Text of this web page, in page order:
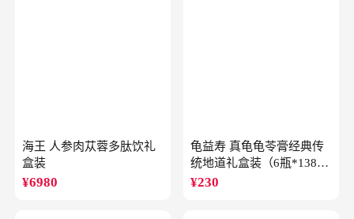
海王 人参肉苁蓉多肽饮礼
盒装
¥6980
龟益寿 真龟龟苓膏经典传
统地道礼盒装（6瓶*138
克）
¥230